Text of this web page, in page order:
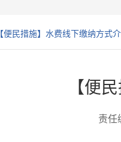
【便民措施】水费线下缴纳方式
【便
责